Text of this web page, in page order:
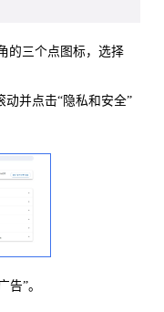
的三个点图标，选择
并点击“隐私和安全”
告”。